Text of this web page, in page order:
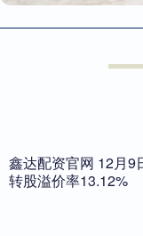
鑫达配资官网 12月9
转股溢价率13.12%